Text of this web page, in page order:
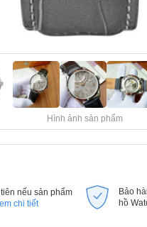
Hình ảnh sản phẩm
nếu sản phẩm
chi tiết
Bảo
hồ